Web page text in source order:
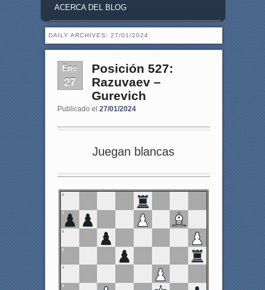
ACERCA DEL BLOG
DAILY ARCHIVES: 27/01/2024
Ene
27
Posición 527:
Razuvaev –
Gurevich
Publicado el 27/01/2024
Juegan blancas
8
7
6
5
4
3